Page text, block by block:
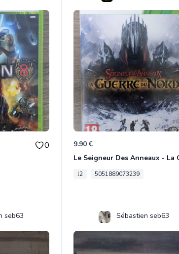
0 9.90 €
l2 5051889073239
seb63 Sébastien seb63